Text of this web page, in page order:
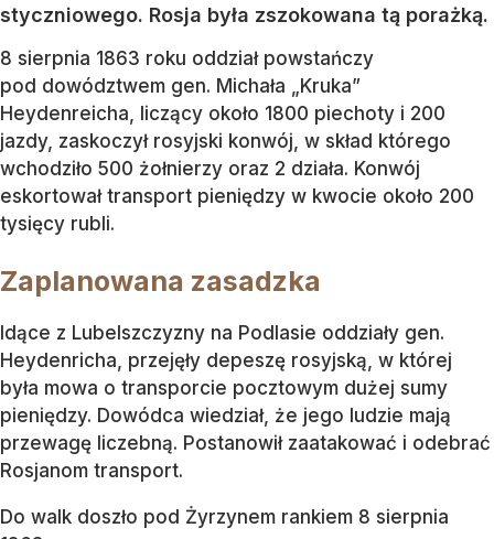
styczniowego. Rosja była zszokowana tą porażką.
8 sierpnia 1863 roku oddział powstańczy
pod dowództwem gen. Michała „Kruka”
Heydenreicha, liczący około 1800 piechoty i 200
jazdy, zaskoczył rosyjski konwój, w skład którego
wchodziło 500 żołnierzy oraz 2 działa. Konwój
eskortował transport pieniędzy w kwocie około 200
tysięcy rubli.
Zaplanowana zasadzka
Idące z Lubelszczyzny na Podlasie oddziały gen.
Heydenricha, przejęły depeszę rosyjską, w której
była mowa o transporcie pocztowym dużej sumy
pieniędzy. Dowódca wiedział, że jego ludzie mają
przewagę liczebną. Postanowił zaatakować i odebrać
Rosjanom transport.
Do walk doszło pod Żyrzynem rankiem 8 sierpnia